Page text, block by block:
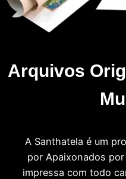
Arquivos
A Santhatela é um
por Apaixonados
impressa com todo